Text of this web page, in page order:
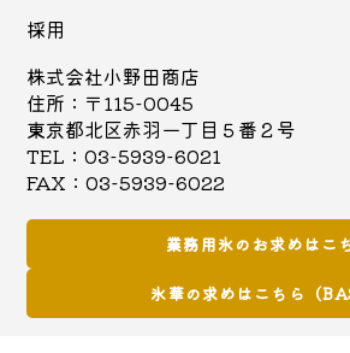
採用
株式会社小野田商店
住所：〒115-0045
東京都北区赤羽一丁目５番２号
TEL：03-5939-6021
FAX：03-5939-6022
業務用氷のお求めはこ
氷華の求めはこちら（